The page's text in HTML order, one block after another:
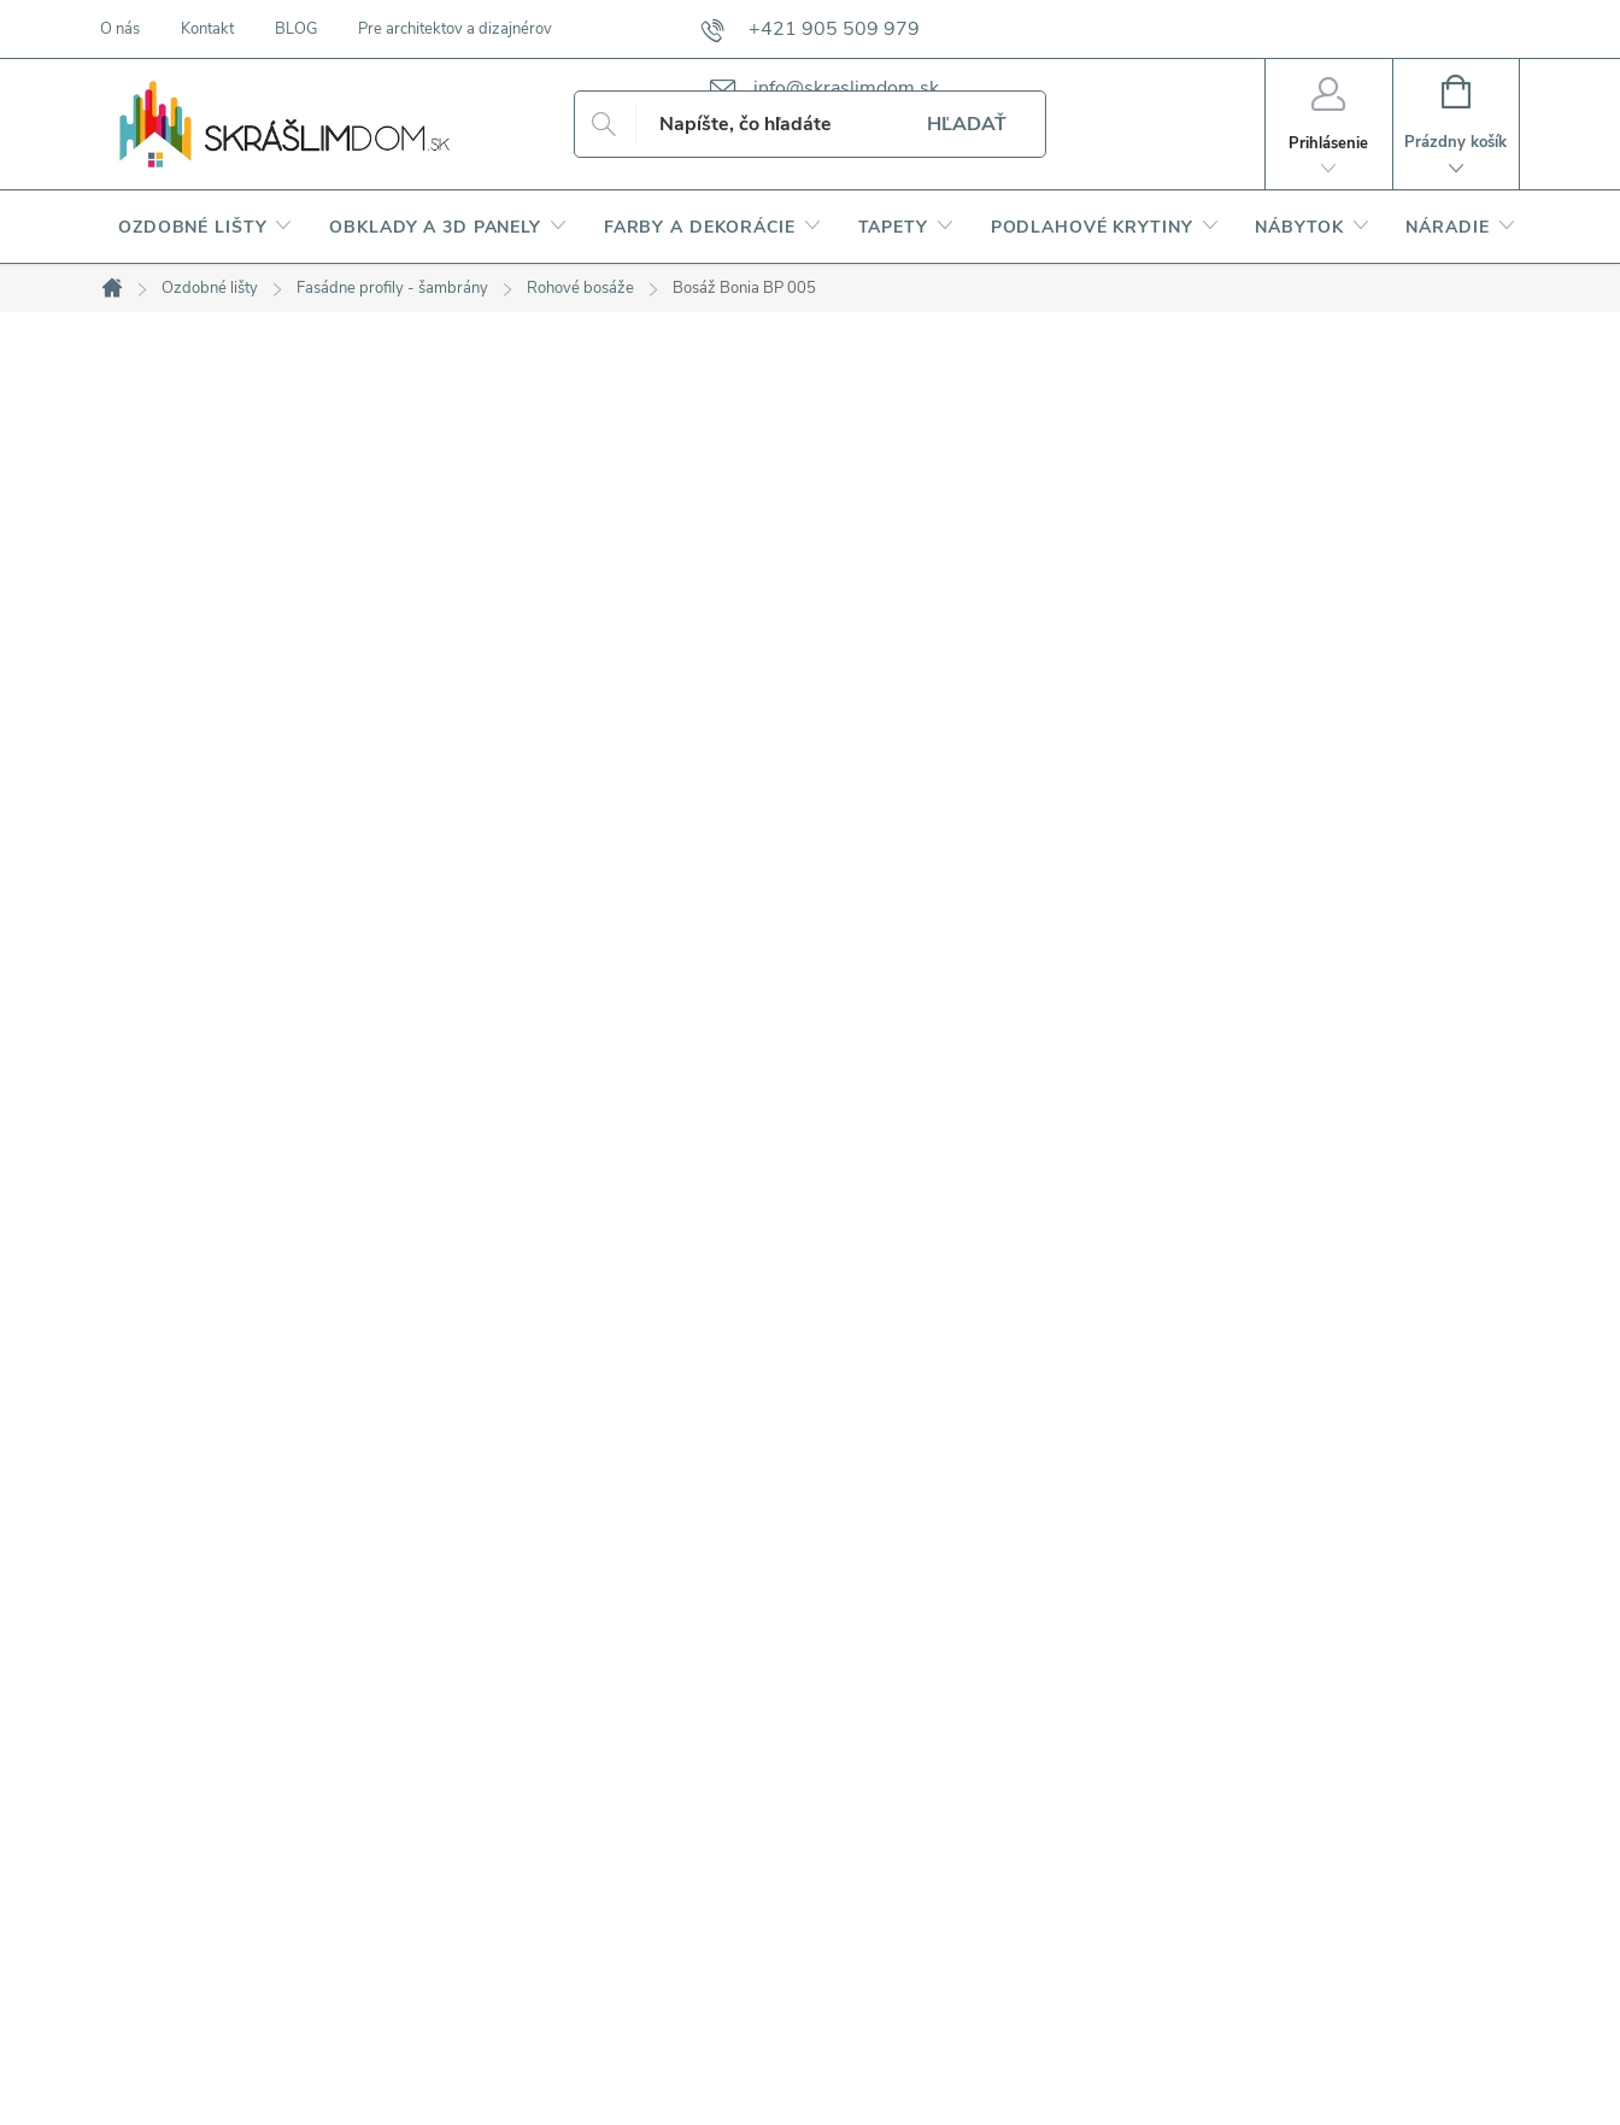
+421 905 509 979
info@skraslimdom.sk
O nás Kontakt BLOG Pre architektov a dizajnérov VZORKOVNÍKY TKANÍN CAMFERO VZORKOVNÍK TKANÍN DAPPI
HĽADAŤ
Prihlásenie
NÁKUPNÝ
Prázdny košík
OZDOBNÉ LIŠTY OBKLADY A 3D PANELY FARBY A DEKORÁCIE TAPETY PODLAHOVÉ KRYTINY NÁBYTOK NÁRADIE
Domov
Ozdobné lišty Fasádne profily - šambrány Rohové bosáže Bosáž Bonia BP 005